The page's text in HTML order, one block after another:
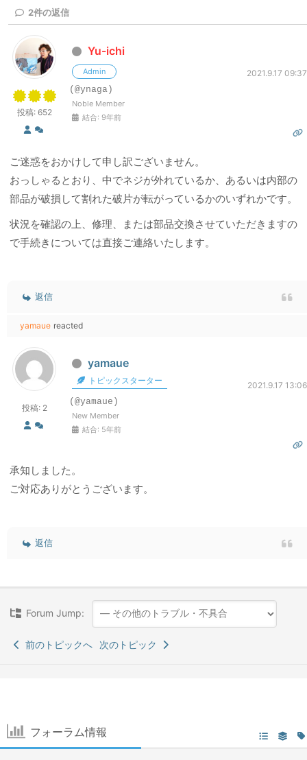
2件の返信
投稿: 652
Yu-ichi
Admin
2021.9.17 09:37
(@ynaga)
Noble Member
結合: 9年前
ご迷惑をおかけして申し訳ございません。
おっしゃるとおり、中でネジが外れているか、あるいは内部の
部品が破損して割れた破片が転がっているかのいずれかです。
状況を確認の上、修理、または部品交換させていただきますの
で手続きについては直接ご連絡いたします。
返信
yamaue reacted
投稿: 2
yamaue
トピックスターター
2021.9.17 13:06
(@yamaue)
New Member
結合: 5年前
承知しました。
ご対応ありがとうございます。
返信
Forum Jump:
前のトピックへ 次のトピック
フォーラム情報